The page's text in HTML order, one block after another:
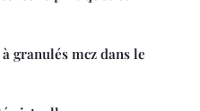
granulés mcz dans le